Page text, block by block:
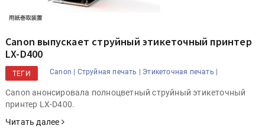
Canon выпускает струйный этикеточный принтер
LX-D400
ТЕГИ Canon | Струйная печать | Этикеточная печать |
Canon анонсировала полноцветный струйный этикеточный
принтер LX-D400.
Читать далее